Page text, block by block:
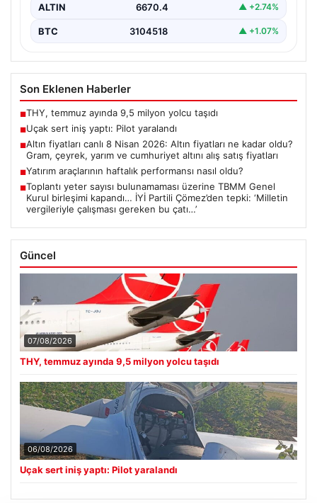
ALTIN 6670.4 ▲ +2.74%
BTC 3104518 ▲ +1.07%
Son Eklenen Haberler
■THY, temmuz ayında 9,5 milyon yolcu taşıdı
■Uçak sert iniş yaptı: Pilot yaralandı
■Altın fiyatları canlı 8 Nisan 2026: Altın fiyatları ne kadar oldu?
Gram, çeyrek, yarım ve cumhuriyet altını alış satış fiyatları
■Yatırım araçlarının haftalık performansı nasıl oldu?
■Toplantı yeter sayısı bulunamaması üzerine TBMM Genel
Kurul birleşimi kapandı… İYİ Partili Çömez’den tepki: ‘Milletin
vergileriyle çalışması gereken bu çatı…’
Güncel
07/08/2026
THY, temmuz ayında 9,5 milyon yolcu taşıdı
06/08/2026
Uçak sert iniş yaptı: Pilot yaralandı